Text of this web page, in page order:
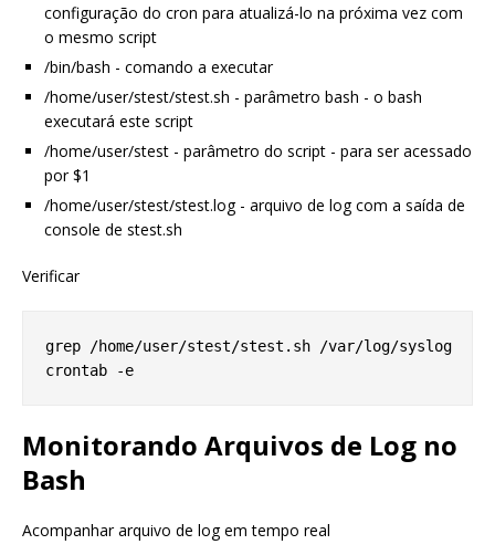
configuração do cron para atualizá-lo na próxima vez com
o mesmo script
/bin/bash - comando a executar
/home/user/stest/stest.sh - parâmetro bash - o bash
executará este script
/home/user/stest - parâmetro do script - para ser acessado
por $1
/home/user/stest/stest.log - arquivo de log com a saída de
console de stest.sh
Verificar
grep /home/user/stest/stest.sh /var/log/syslog
Monitorando Arquivos de Log no
Bash
Acompanhar arquivo de log em tempo real